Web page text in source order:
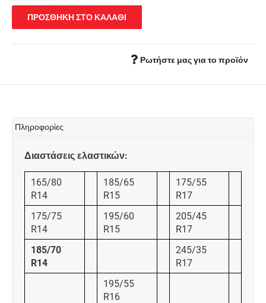
ΠΡΟΣΘΗΚΗ ΣΤΟ ΚΑΛΑΘΙ
Ρωτήστε μας για το προϊόν
Πληροφορίες
Διαστάσεις ελαστικών:
165/80
R14
185/65
R15
175/55
R17
175/75
R14
195/60
R15
205/45
R17
185/70
R14
245/35
R17
195/55
R16